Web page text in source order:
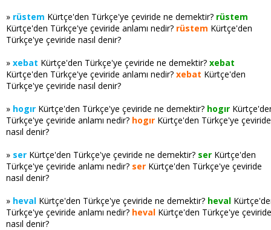
» rüstem Kürtçe'den Türkçe'ye çeviride ne demektir? rüstem
Kürtçe'den Türkçe'ye çeviride anlamı nedir? rüstem Kürtçe'den
Türkçe'ye çeviride nasıl denir?
» xebat Kürtçe'den Türkçe'ye çeviride ne demektir? xebat
Kürtçe'den Türkçe'ye çeviride anlamı nedir? xebat Kürtçe'den
Türkçe'ye çeviride nasıl denir?
» hogır Kürtçe'den Türkçe'ye çeviride ne demektir? hogır
Türkçe'ye çeviride anlamı nedir? hogır Kürtçe'den Türkçe'ye çeviride
nasıl denir?
» ser Kürtçe'den Türkçe'ye çeviride ne demektir? ser Kürtçe'den
Türkçe'ye çeviride anlamı nedir? ser Kürtçe'den Türkçe'ye çeviride
nasıl denir?
» heval Kürtçe'den Türkçe'ye çeviride ne demektir? heval
Türkçe'ye çeviride anlamı nedir? heval Kürtçe'den Türkçe'ye çeviride
nasıl denir?